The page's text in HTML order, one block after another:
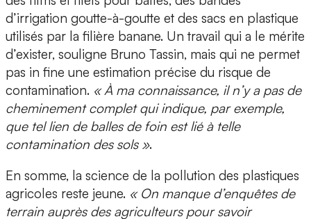
d’irrigation goutte-à-goutte et des sacs en plastique
utilisés par la filière banane. Un travail qui a le mérite
d’exister, souligne Bruno Tassin, mais qui ne permet
pas in fine une estimation précise du risque de
contamination. « À ma connaissance, il n’y a pas de
cheminement complet qui indique, par exemple,
que tel lien de balles de foin est lié à telle
contamination des sols ».
En somme, la science de la pollution des plastiques
agricoles reste jeune. « On manque d’enquêtes de
terrain auprès des agriculteurs pour savoir